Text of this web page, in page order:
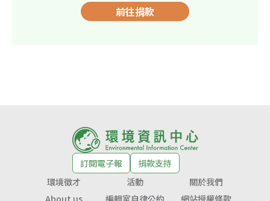
前往捐款
訂閱電子報
捐款支持
環境徵才
活動
關於我們